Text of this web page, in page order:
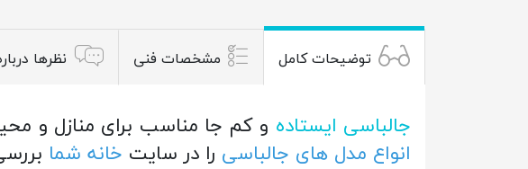
توضیحات کامل مشخصات فنی نظرها
جالباسی ایستاده و کم جا مناسب برای منازل و
انواع مدل های جالباسی را در سایت خانه شما